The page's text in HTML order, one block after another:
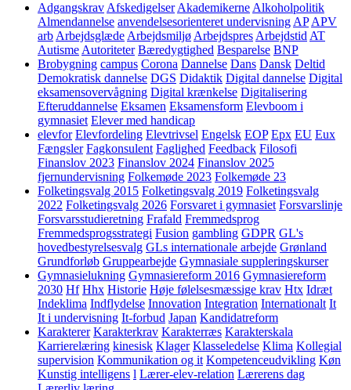
Adgangskrav Afskedigelser Akademikerne Alkoholpolitik
Almendannelse anvendelsesorienteret undervisning AP APV
arb Arbejdsglæde Arbejdsmiljø Arbejdspres Arbejdstid AT
Autisme Autoriteter Bæredygtighed Besparelse BNP
Brobygning campus Corona Dannelse Dans Dansk Deltid
Demokratisk dannelse DGS Didaktik Digital dannelse Digital
eksamensovervågning Digital krænkelse Digitalisering
Efteruddannelse Eksamen Eksamensform Elevboom i
gymnasiet Elever med handicap
elevfor Elevfordeling Elevtrivsel Engelsk EOP Epx EU Eux
Fængsler Fagkonsulent Faglighed Feedback Filosofi
Finanslov 2023 Finanslov 2024 Finanslov 2025
fjernundervisning Folkemøde 2023 Folkemøde 23
Folketingsvalg 2015 Folketingsvalg 2019 Folketingsvalg
2022 Folketingsvalg 2026 Forsvaret i gymnasiet Forsvarslinje
Forsvarsstudieretning Frafald Fremmedsprog
Fremmedsprogsstrategi Fusion gambling GDPR GL's
hovedbestyrelsesvalg GLs internationale arbejde Grønland
Grundforløb Gruppearbejde Gymnasiale suppleringskurser
Gymnasielukning Gymnasiereform 2016 Gymnasiereform
2030 Hf Hhx Historie Høje følelsesmæssige krav Htx Idræt
Indeklima Indflydelse Innovation Integration Internationalt It
It i undervisning It-forbud Japan Kandidatreform
Karakterer Karakterkrav Karakterræs Karakterskala
Karrierelæring kinesisk Klager Klasseledelse Klima Kollegial
supervision Kommunikation og it Kompetenceudvikling Køn
Kunstig intelligens l Lærer-elev-relation Lærerens dag